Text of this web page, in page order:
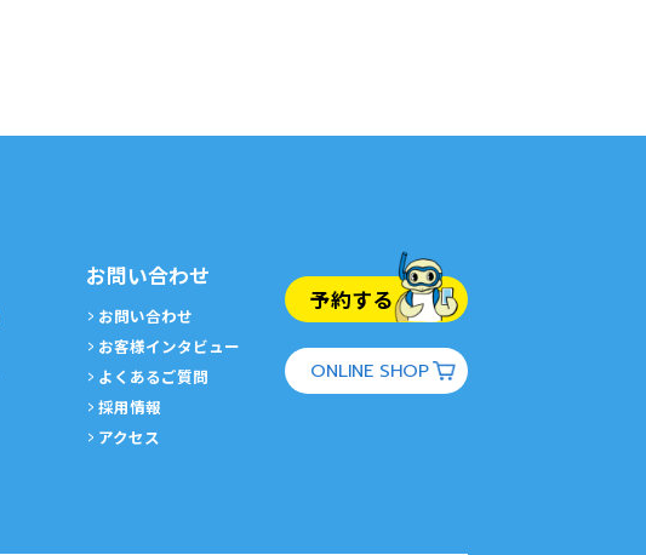
予約する
ONLINE SHOP
お問い合わせ
お問い合わせ
お客様インタビュー
よくあるご質問
採用情報
アクセス